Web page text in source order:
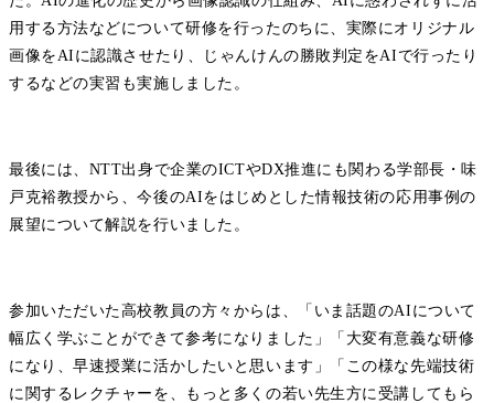
用する方法などについて研修を行ったのちに、実際にオリジナル
画像をAIに認識させたり、じゃんけんの勝敗判定をAIで行ったり
するなどの実習も実施しました。
最後には、NTT出身で企業のICTやDX推進にも関わる学部長・味
戸克裕教授から、今後のAIをはじめとした情報技術の応用事例の
展望について解説を行いました。
参加いただいた高校教員の方々からは、「いま話題のAIについて
幅広く学ぶことができて参考になりました」「大変有意義な研修
になり、早速授業に活かしたいと思います」「この様な先端技術
に関するレクチャーを、もっと多くの若い先生方に受講してもら